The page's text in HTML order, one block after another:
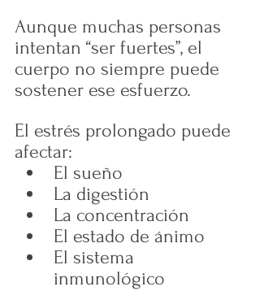
Aunque muchas personas
intentan “ser fuertes”, el
cuerpo no siempre puede
sostener ese esfuerzo.
El estrés prolongado puede
afectar:
El sueño
La digestión
La concentración
El estado de ánimo
El sistema
inmunológico